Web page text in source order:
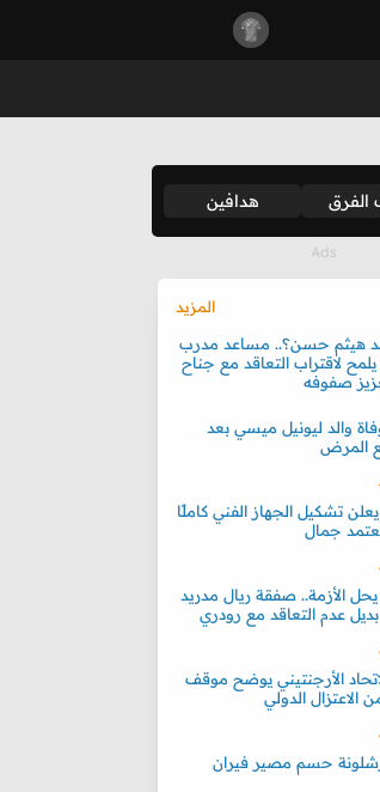
الفرق هدافين
المزيد
هيثم حسن؟.. مساعد مدرب
لاقتراب التعاقد مع جناح
صفوفه
والد ليونيل ميسي بعد
المرض
تشكيل الجهاز الفني كاملًا
جمال
يحل الأزمة.. صفقة ريال مدريد
بديل عدم التعاقد مع رودري
الأرجنتيني يوضح موقف
الدولي
حسم مصير فيران